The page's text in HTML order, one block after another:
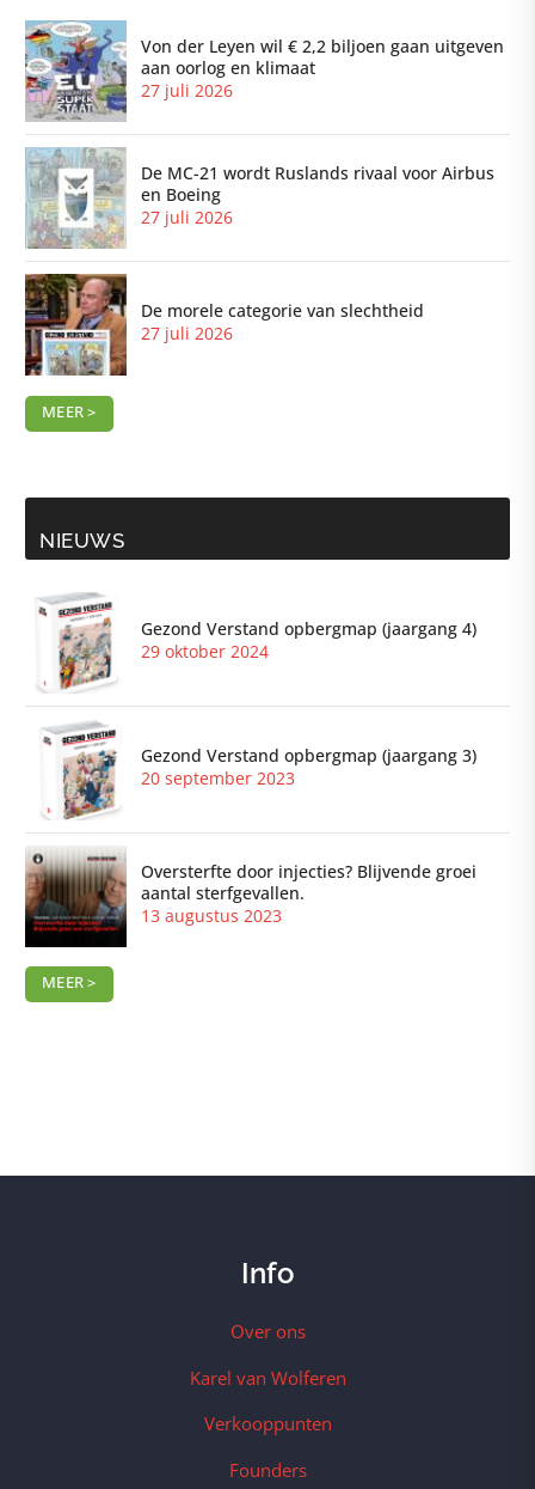
Von der Leyen wil € 2,2 biljoen gaan uitgeven
aan oorlog en klimaat
27 juli 2026
De MC-21 wordt Ruslands rivaal voor Airbus
en Boeing
27 juli 2026
De morele categorie van slechtheid
27 juli 2026
MEER >
NIEUWS
Gezond Verstand opbergmap (jaargang 4)
29 oktober 2024
Gezond Verstand opbergmap (jaargang 3)
20 september 2023
Oversterfte door injecties? Blijvende groei
aantal sterfgevallen.
13 augustus 2023
MEER >
Info
Over ons
Karel van Wolferen
Verkooppunten
Founders